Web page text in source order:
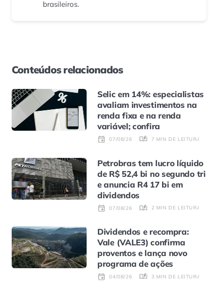
brasileiros.
Conteúdos relacionados
Selic em 14%: especialistas
avaliam investimentos na
renda fixa e na renda
variável; confira
07/08/26 7 MIN DE LEITURA
Petrobras tem lucro líquido
de R$ 52,4 bi no segundo tri
e anuncia R4 17 bi em
dividendos
07/08/26 2 MIN DE LEITURA
Dividendos e recompra:
Vale (VALE3) confirma
proventos e lança novo
programa de ações
04/08/26 3 MIN DE LEITURA